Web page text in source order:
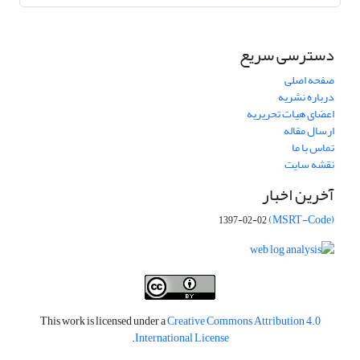
دسترسی سریع
صفحه اصلی
درباره نشریه
اعضای هیات تحریریه
ارسال مقاله
تماس با ما
نقشه سایت
آخرین اخبار
(MSRT-Code)
1397-02-02
This work is licensed under aCreative Commons Attribution 4.0
International License
.